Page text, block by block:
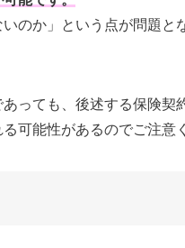
のか」という点が問題と
っても、後述する保険契
可能性があるのでご注意